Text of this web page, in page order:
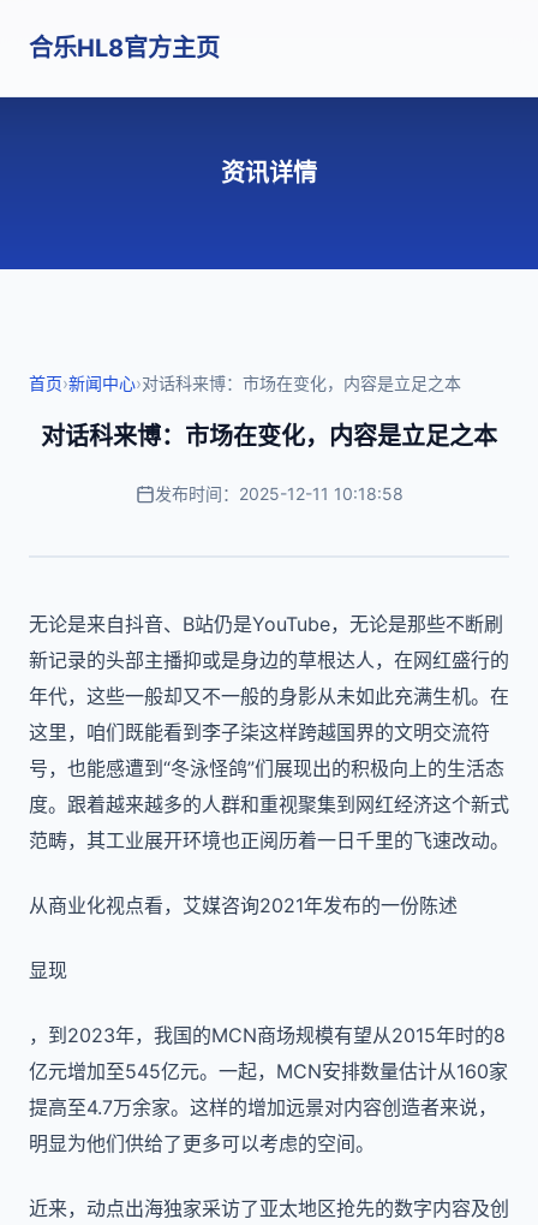
合乐HL8官方主页
资讯详情
首页›新闻中心›对话科来博：市场在变化，内容是立足之本
对话科来博：市场在变化，内容是立足之本
发布时间：2025-12-11 10:18:58
无论是来自抖音、B站仍是YouTube，无论是那些不断刷
新记录的头部主播抑或是身边的草根达人，在网红盛行的
年代，这些一般却又不一般的身影从未如此充满生机。在
这里，咱们既能看到李子柒这样跨越国界的文明交流符
号，也能感遭到“冬泳怪鸽”们展现出的积极向上的生活态
度。跟着越来越多的人群和重视聚集到网红经济这个新式
范畴，其工业展开环境也正阅历着一日千里的飞速改动。
从商业化视点看，艾媒咨询2021年发布的一份陈述
显现
，到2023年，我国的MCN商场规模有望从2015年时的8
亿元增加至545亿元。一起，MCN安排数量估计从160家
提高至4.7万余家。这样的增加远景对内容创造者来说，
明显为他们供给了更多可以考虑的空间。
近来，动点出海独家采访了亚太地区抢先的数字内容及创